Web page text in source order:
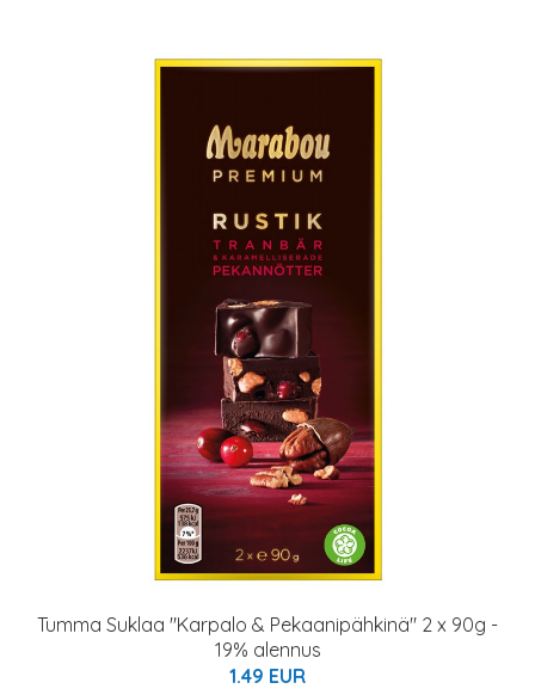
Tumma Suklaa "Karpalo & Pekaanipähkinä" 2 x 90g -
19% alennus
1.49 EUR